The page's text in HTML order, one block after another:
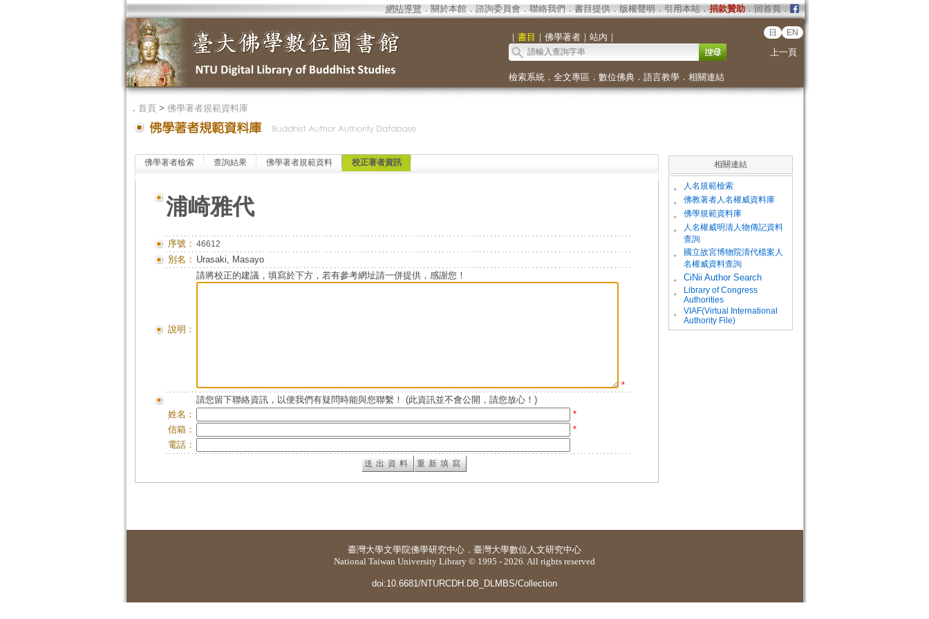
網站導覽 ． 關於本館． 諮詢委員會． 聯絡我們 ． 書目提供． 版權聲明 ． 引用本站． 捐款贊助．回首頁．
｜ 書目 ｜ 佛學著者｜ 站內 ｜ 日 EN
上一頁
檢索系統． 全文專區 ． 數位佛典． 語言教學． 相關連結
． 首頁> 佛學著者規範資料庫
佛學著者檢索 查詢結果 佛學著者規範資料 校正著者資訊
浦崎雅代
序號： 46612
別名： Urasaki, Masayo
說明：
請將校正的建議，填寫於下方，若有參考網址請一併提供，感謝您！
*
請您留下聯絡資訊，以便我們有疑問時能與您聯繫！ (此資訊並不會公開，請您放心！)
姓名：
*
信箱：
*
電話：
相關連結
。 人名規範檢索
。 佛教著者人名權威資料庫
。 佛學規範資料庫
。
人名權威明清人物傳記資料
查詢
。
國立故宮博物院清代檔案人
名權威資料查詢
。
CiNii Author Search
。
Library of Congress
Authorities
。
VIAF(Virtual International
Authority File)
臺灣大學文學院佛學研究中心 ． 臺灣大學數位人文研究中心
National Taiwan University Library © 1995 - 2026. All rights reserved
doi:10.6681/NTURCDH.DB_DLMBS/Collection